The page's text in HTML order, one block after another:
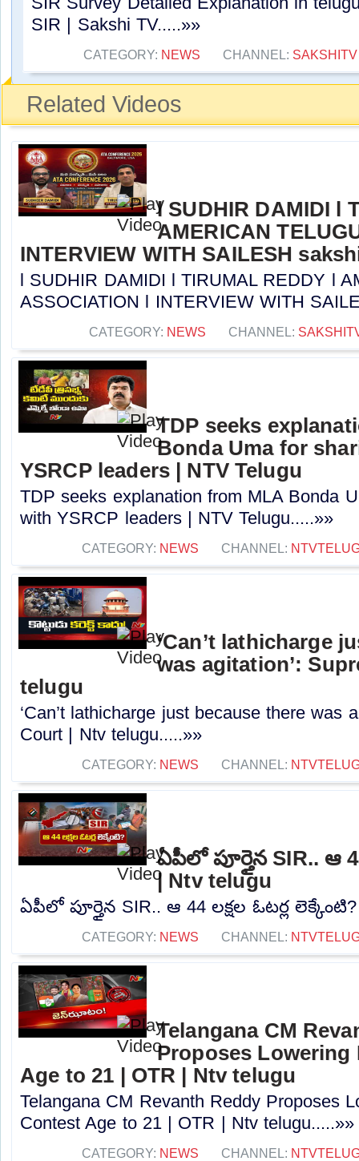
SIR | Sakshi TV.....»»
CATEGORY: NEWS CHANNEL: SAKSHITV
Related Videos
l SUDHIR DAMIDI l
AMERICAN
INTERVIEW WITH SAILESH
l SUDHIR DAMIDI l TIRUMAL REDDY l
ASSOCIATION l INTERVIEW WITH
CATEGORY: NEWS CHANNEL:
TDP seeks
Bonda Uma for
YSRCP leaders | NTV Telugu
TDP seeks explanation from MLA Bonda
with YSRCP leaders | NTV Telugu.....»»
CATEGORY: NEWS CHANNEL:
‘Can’t lathicharge
was agitation’:
telugu
‘Can’t lathicharge just because there was
Court | Ntv telugu.....»»
CATEGORY: NEWS CHANNEL:
ఏపీలో పూర్తైన SIR.. ఆ
| Ntv telugu
ఏపీలో పూర్తైన SIR.. ఆ 44 లక్షల ఓటర్ల
CATEGORY: NEWS CHANNEL:
Telangana CM
Proposes Lowering
Age to 21 | OTR | Ntv telugu
Telangana CM Revanth Reddy Proposes
Contest Age to 21 | OTR | Ntv telugu.....»»
CATEGORY: NEWS CHANNEL: